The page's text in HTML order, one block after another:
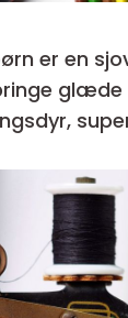
er en
glæde